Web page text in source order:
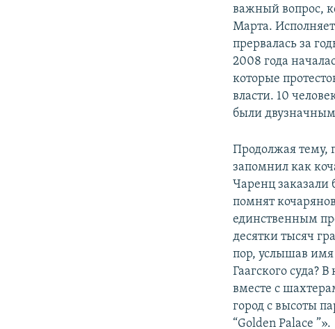
важный вопрос,
Марта.
прервалась за
2008 года
которые
власти. 10
были
Продолжая тему,
запомнил как
Чаренц заказали
помнят
единственным
десятки тысяч
пор, услышав имя
Гаагского суда?
вместе с
город с высоты
“Golden Palace ”».